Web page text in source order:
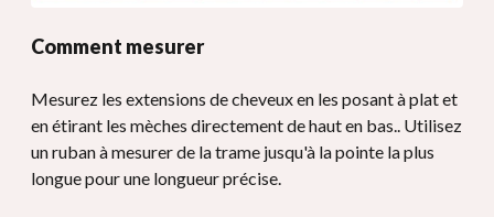
Comment mesurer
Mesurez les extensions de cheveux en les posant à plat et
en étirant les mèches directement de haut en bas.. Utilisez
un ruban à mesurer de la trame jusqu'à la pointe la plus
longue pour une longueur précise.